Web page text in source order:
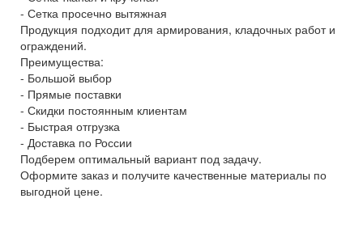
- Сетка просечно вытяжная
Продукция подходит для армирования, кладочных работ и
ограждений.
Преимущества:
- Большой выбор
- Прямые поставки
- Скидки постоянным клиентам
- Быстрая отгрузка
- Доставка по России
Подберем оптимальный вариант под задачу.
Оформите заказ и получите качественные материалы по
выгодной цене.